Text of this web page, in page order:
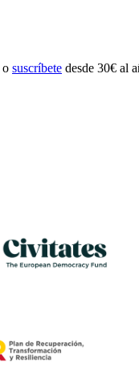
o suscríbete desde 30€ al